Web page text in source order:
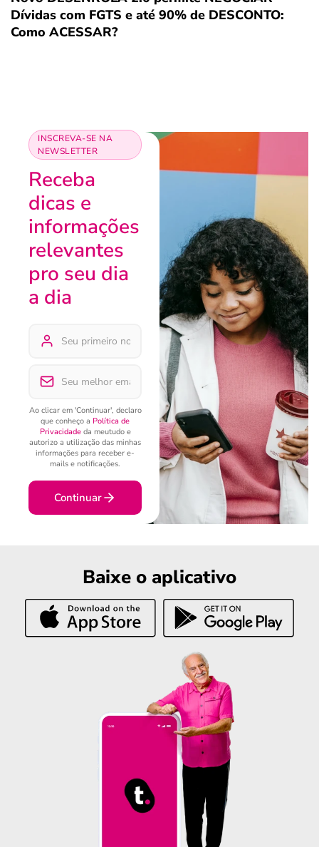
Dívidas com FGTS e até 90% de DESCONTO:
Como ACESSAR?
INSCREVA-SE NA
NEWSLETTER
Receba
dicas e
informações
relevantes
pro seu dia
a dia
Ao clicar em 'Continuar', declaro
que conheço a Política de
Privacidadeda meutudo e
autorizo a utilização das minhas
informações para receber e-
mails e notificações.
Continuar
Baixe o aplicativo